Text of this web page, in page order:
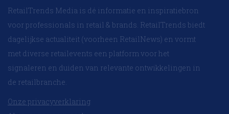
RetailTrends Media is dé informatie en inspiratiebron
voor professionals in retail & brands. RetailTrends biedt
dagelijkse actualiteit (voorheen RetailNews) en vormt
met diverse retailevents een platform voor het
signaleren en duiden van relevante ontwikkelingen in
de retailbranche.
Onze privacyverklaring